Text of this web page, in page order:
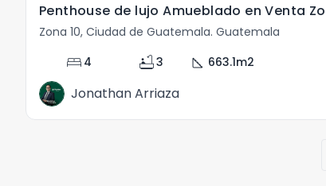
Penthouse de lujo Amueblado en Venta
Zona 10, Ciudad de Guatemala. Guatemala
bed 4 bathtub3 square_foot 663.1m2
Jonathan Arriaza